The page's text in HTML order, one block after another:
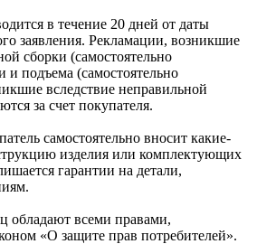
в течение 20 дней от даты
заявления. Рекламации, возникшие
сборки (самостоятельно
и подъема (самостоятельно
вследствие неправильной
за счет покупателя.
самостоятельно вносит какие-
изделия или комплектующих
гарантии на детали,
обладают всеми правами,
«О защите прав потребителей».